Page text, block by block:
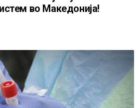
во Македонија!